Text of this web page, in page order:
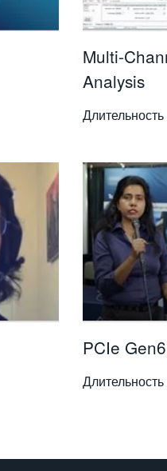
Multi-
Analysis
Длительность
PCIe
Длительность